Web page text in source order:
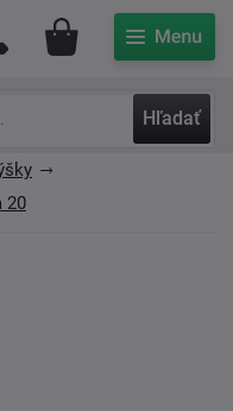
Hľadať
Môj účet
20